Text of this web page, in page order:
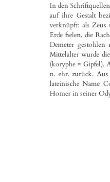
In den
auf ihre Gestalt
verknüpft: als Zeus
Erde fielen, die
Demeter
Mittelalter wurde
(koryphe = Gipfel).
n. ehr. zurück. Aus
lateinische Name
Homer in seiner